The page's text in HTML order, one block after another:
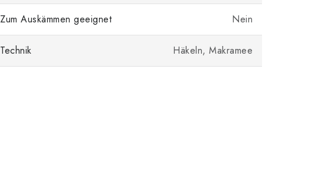
Zum Auskämmen geeignet Nein
Technik Häkeln, Makramee